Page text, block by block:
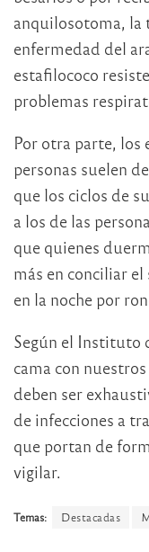
anquilosotoma, la
enfermedad del
estafilococo
problemas
Por otra parte, los
personas suelen
que los ciclos de
a los de las
que quienes
más en conciliar el
en la noche por
Según el Instituto
cama con
deben ser
de infecciones a
que portan de
vigilar.
Temas: Destacadas